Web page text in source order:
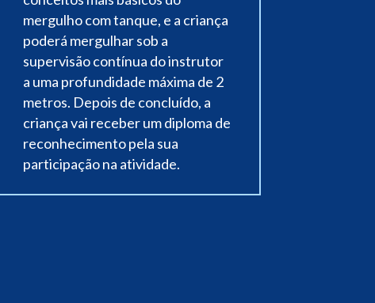
mergulho com tanque, e a criança
poderá mergulhar sob a
supervisão contínua do instrutor
a uma profundidade máxima de 2
metros. Depois de concluído, a
criança vai receber um diploma de
reconhecimento pela sua
participação na atividade.